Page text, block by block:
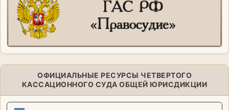
ОФИЦИАЛЬНЫЕ РЕСУРСЫ ЧЕТВЕРТОГО
КАССАЦИОННОГО СУДА ОБЩЕЙ ЮРИСДИКЦИИ